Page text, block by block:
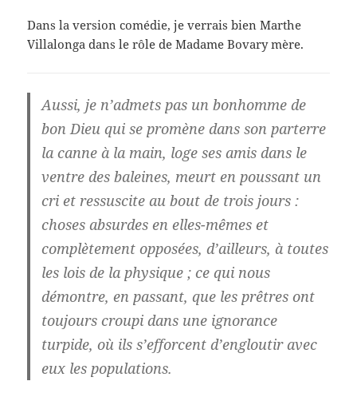
Dans la version comédie, je verrais bien Marthe
Villalonga dans le rôle de Madame Bovary mère.
Aussi, je n’admets pas un bonhomme de
bon Dieu qui se promène dans son parterre
la canne à la main, loge ses amis dans le
ventre des baleines, meurt en poussant un
cri et ressuscite au bout de trois jours :
choses absurdes en elles-mêmes et
complètement opposées, d’ailleurs, à toutes
les lois de la physique ; ce qui nous
démontre, en passant, que les prêtres ont
toujours croupi dans une ignorance
turpide, où ils s’efforcent d’engloutir avec
eux les populations.